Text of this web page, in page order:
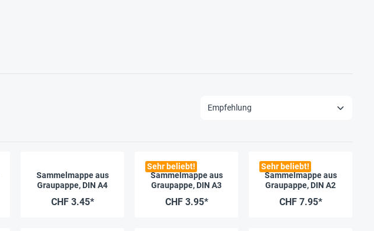
Sammelmappe aus
Graupappe, DIN A4
CHF 3.45*
Sehr beliebt!
Sammelmappe aus
Graupappe, DIN A3
CHF 3.95*
Sehr beliebt!
Sammelmappe aus
Graupappe, DIN A2
CHF 7.95*